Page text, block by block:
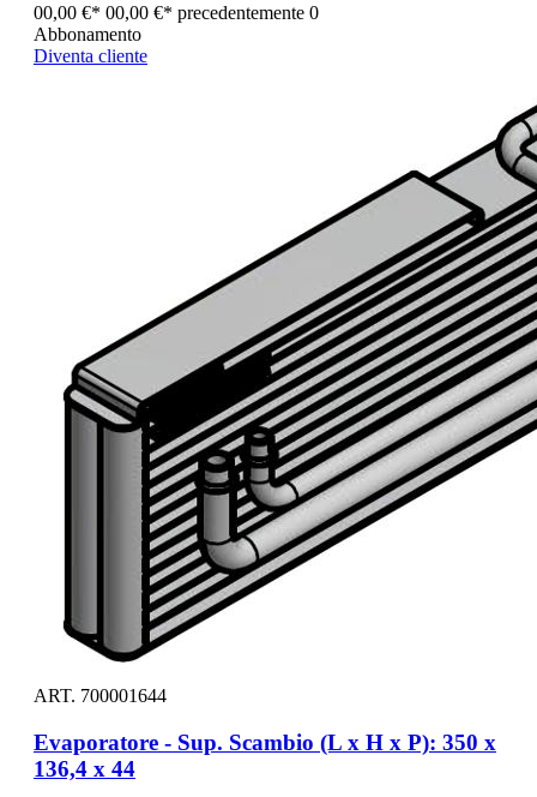
00,00 €* 00,00 €* precedentemente 0
Abbonamento
Diventa cliente
ART. 700001644
Evaporatore - Sup. Scambio (L x H x P): 350 x
136,4 x 44